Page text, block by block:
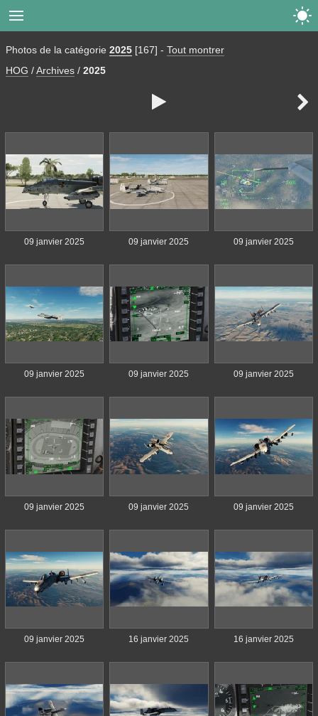
 
Photos de la catégorie 2025 [167] - Tout montrer
HOG /Archives / 2025
 
09 janvier 2025 09 janvier 2025 09 janvier 2025
09 janvier 2025 09 janvier 2025 09 janvier 2025
09 janvier 2025 09 janvier 2025 09 janvier 2025
09 janvier 2025 16 janvier 2025 16 janvier 2025